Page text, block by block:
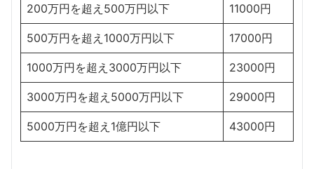
200万円を超え500万円以下 11000円
500万円を超え1000万円以下 17000円
1000万円を超え3000万円以下 23000円
3000万円を超え5000万円以下 29000円
5000万円を超え1億円以下 43000円